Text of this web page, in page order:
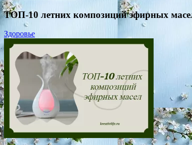
ТОП-10 летних композиций эфирных
Здоровье